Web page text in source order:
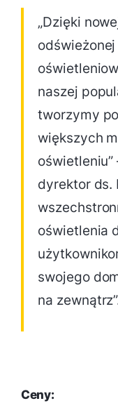
„Dzięki
naszej
tworzymy
większych
oświetleniu”
dyrektor ds.
oświetlenia
swojego
na
Ceny: